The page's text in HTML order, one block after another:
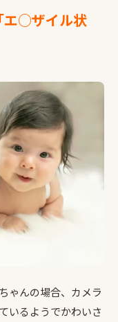
エ○ザイル状
ゃんの場合、カメラ
いるようでかわいさ